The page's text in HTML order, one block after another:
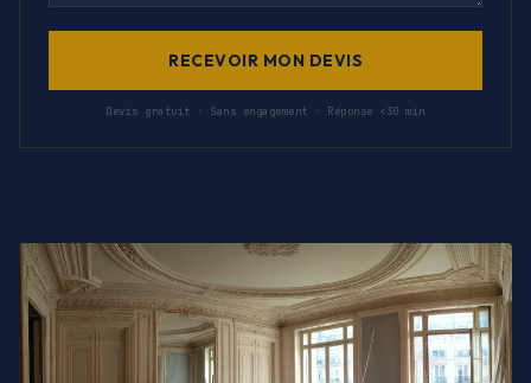
RECEVOIR MON DEVIS
Devis gratuit · Sans engagement · Réponse <30 min